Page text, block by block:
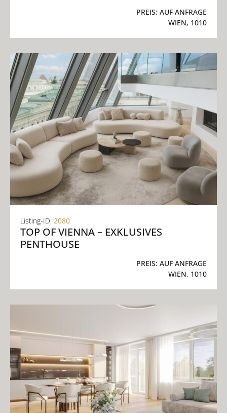
PREIS: AUF ANFRAGE
WIEN, 1010
Listing-ID: 2080
TOP OF VIENNA – EXKLUSIVES
PENTHOUSE
PREIS: AUF ANFRAGE
WIEN, 1010